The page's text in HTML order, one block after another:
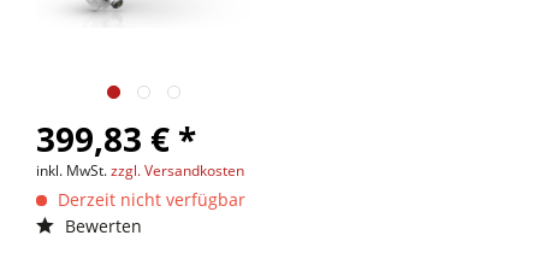
399,83 € *
inkl. MwSt.zzgl. Versandkosten
Derzeit nicht verfügbar
Bewerten